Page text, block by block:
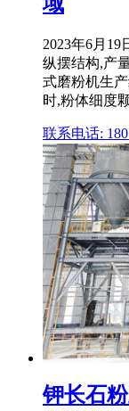
2023年6月
纵摆结构,产
式磨粉机生
时,粉体细度
联系电话: 180
钾长石